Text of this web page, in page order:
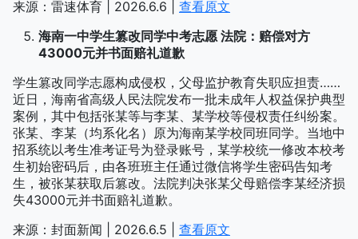
来源：雷速体育 | 2026.6.6 | 查看原文
海南一中学生篡改同学中考志愿 法院：赔偿对方
43000元并书面赔礼道歉
学生篡改同学志愿构成侵权，父母监护教育失职应担责……
近日，海南省高级人民法院发布一批未成年人权益保护典型
案例，其中包括张某等与李某、某学校等侵权责任纠纷案。
张某、李某（均系化名）原为海南某学校同班同学。当地中
招系统以考生准考证号为登录账号，某学校统一修改本校考
生初始密码后，由各班班主任通过微信将学生密码告知考
生，被张某获取后篡改。法院判决张某父母赔偿李某经济损
失43000元并书面赔礼道歉。
来源：封面新闻 | 2026.6.5 | 查看原文